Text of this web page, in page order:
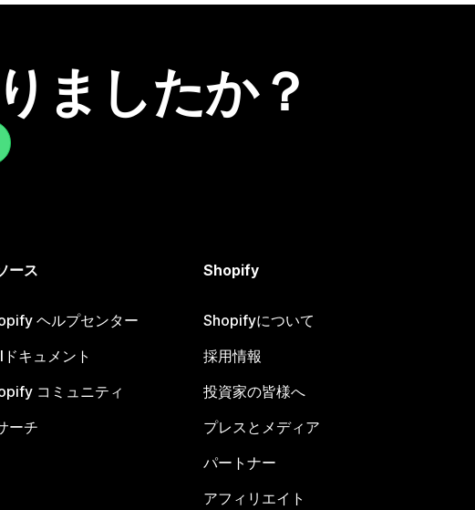
ましたか？
ース
ヘルプセンター
ドキュメント
コミュニティ
ーチ
Shopify
Shopifyについて
採用情報
投資家の皆様へ
プレスとメディア
パートナー
アフィリエイト